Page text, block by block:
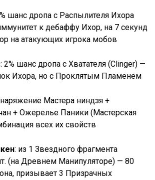
шанс дропа с Распылителя Ихора
к дебаффу Ихор, на 7 секунд
на атакующих игрока мобов
: 2% шанс дропа с Хватателя (Clinger) —
Ихора, но с Проклятым Пламенем
Мастера ниндзя +
+ Ожерелье Паники (Мастерская
всех их свойств
: из 1 Звездного фрагмента
(на Древнем Манипуляторе) — 80
призывает 3 Призрачных